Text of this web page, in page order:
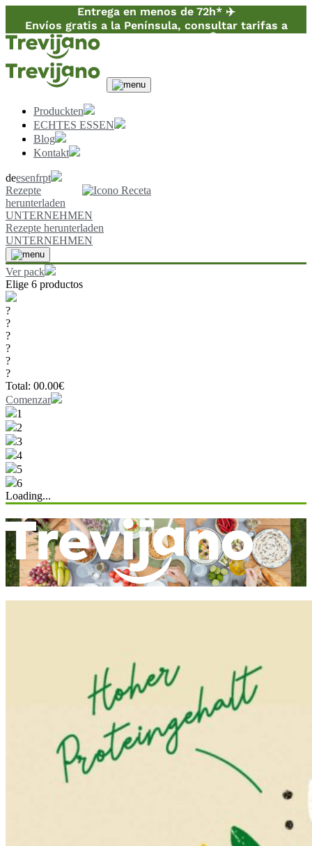
Entrega en menos de 72h* ✈️
Envíos gratis a la Península, consultar tarifas a
Canarias y Baleares 📦
Produckten
ECHTES ESSEN
Blog
Kontakt
deesenfrpt
Rezepte
herunterladen
UNTERNEHMEN
Rezepte herunterladen
UNTERNEHMEN
Ver pack
Elige 6 productos
?
?
?
?
?
?
Total: 00.00€
Comenzar
1
2
3
4
5
6
Loading...